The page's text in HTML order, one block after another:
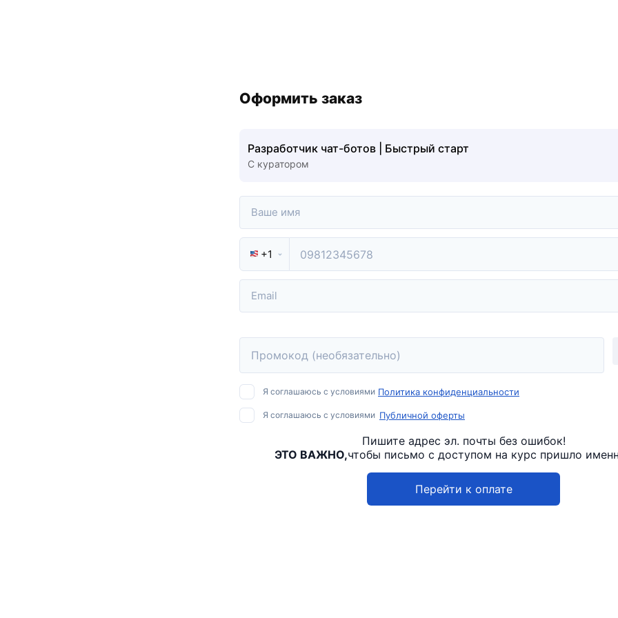
Оформить заказ
Разработчик чат-ботов | Быстрый старт
С куратором
+1
Я соглашаюсь с условиями Политика конфиденциальности
Я соглашаюсь с условиями Публичной оферты
Пишите адрес эл. почты без ошибок!
ЭТО ВАЖНО,чтобы письмо с доступом на курс пришло